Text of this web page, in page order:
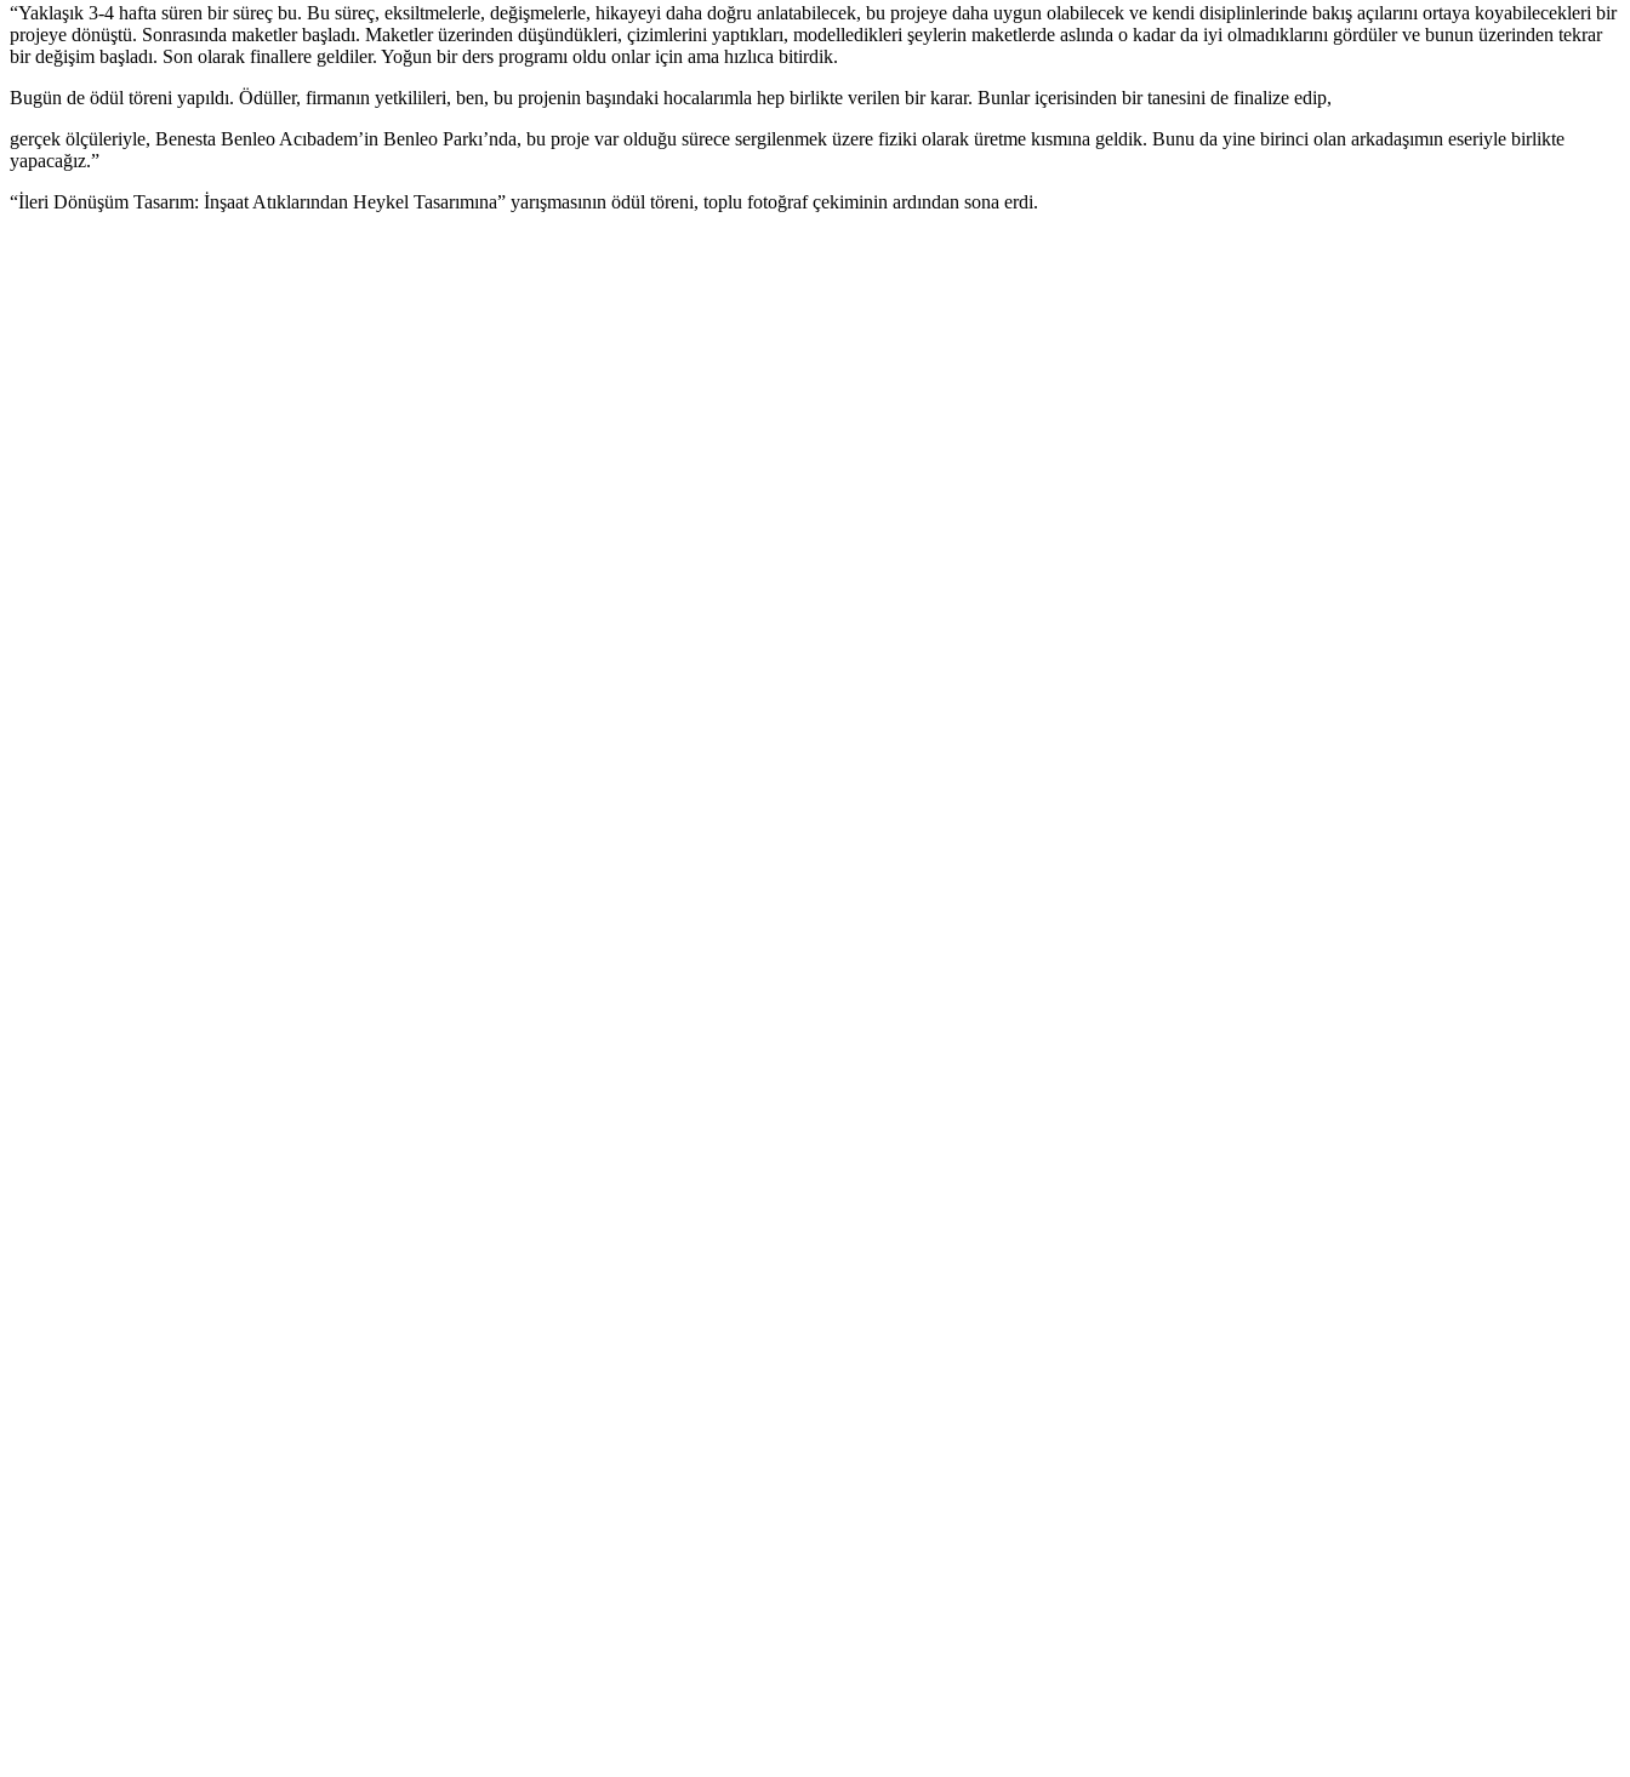
“Yaklaşık 3-4 hafta süren bir süreç bu. Bu süreç, eksiltmelerle, değişmelerle, hikayeyi daha doğru anlatabilecek, bu projeye daha uygun olabilecek ve kendi disiplinlerinde bakış açılarını ortaya koyabilecekleri bir
projeye dönüştü. Sonrasında maketler başladı. Maketler üzerinden düşündükleri, çizimlerini yaptıkları, modelledikleri şeylerin maketlerde aslında o kadar da iyi olmadıklarını gördüler ve bunun üzerinden tekrar
bir değişim başladı. Son olarak finallere geldiler. Yoğun bir ders programı oldu onlar için ama hızlıca bitirdik.
Bugün de ödül töreni yapıldı. Ödüller, firmanın yetkilileri, ben, bu projenin başındaki hocalarımla hep birlikte verilen bir karar. Bunlar içerisinden bir tanesini de finalize edip,
gerçek ölçüleriyle, Benesta Benleo Acıbadem’in Benleo Parkı’nda, bu proje var olduğu sürece sergilenmek üzere fiziki olarak üretme kısmına geldik. Bunu da yine birinci olan arkadaşımın eseriyle birlikte
yapacağız.”
“İleri Dönüşüm Tasarım: İnşaat Atıklarından Heykel Tasarımına” yarışmasının ödül töreni, toplu fotoğraf çekiminin ardından sona erdi.